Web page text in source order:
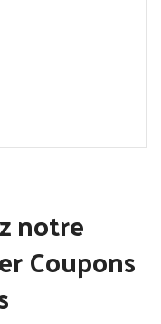
notre
Coupons